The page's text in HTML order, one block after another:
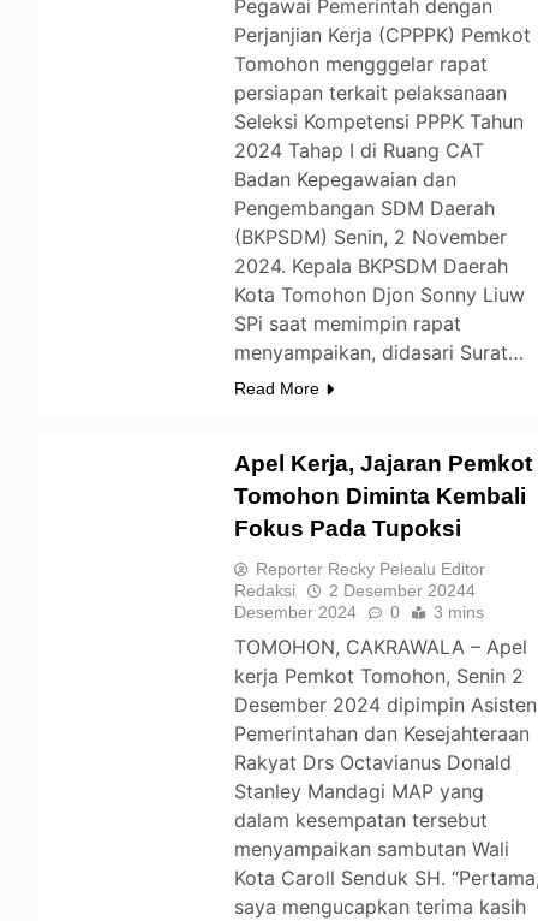
Pegawai Pemerintah dengan
Perjanjian Kerja (CPPPK) Pemkot
Tomohon mengggelar rapat
persiapan terkait pelaksanaan
Seleksi Kompetensi PPPK Tahun
2024 Tahap I di Ruang CAT
Badan Kepegawaian dan
Pengembangan SDM Daerah
(BKPSDM) Senin, 2 November
2024. Kepala BKPSDM Daerah
Kota Tomohon Djon Sonny Liuw
SPi saat memimpin rapat
menyampaikan, didasari Surat…
Read More
Apel Kerja, Jajaran Pemkot
Tomohon Diminta Kembali
Fokus Pada Tupoksi
Reporter Recky Pelealu Editor
Redaksi
2 Desember 20244
Desember 2024
0 3 mins
TOMOHON, CAKRAWALA – Apel
kerja Pemkot Tomohon, Senin 2
Desember 2024 dipimpin Asisten
Pemerintahan dan Kesejahteraan
Rakyat Drs Octavianus Donald
Stanley Mandagi MAP yang
dalam kesempatan tersebut
menyampaikan sambutan Wali
Kota Caroll Senduk SH.
saya mengucapkan terima kasih